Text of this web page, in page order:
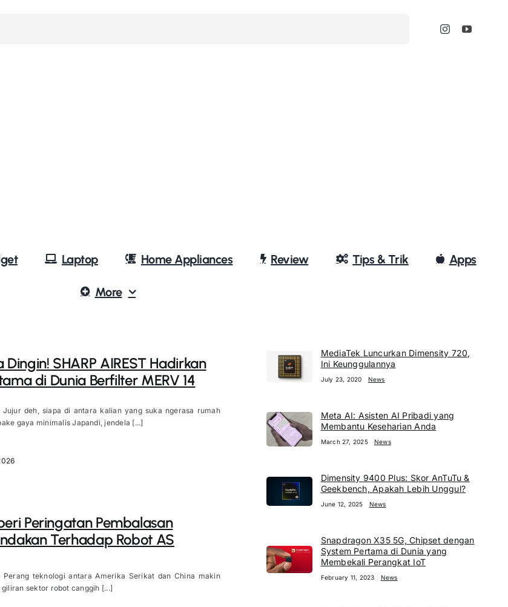
Laptop Home Appliances Review Tips & Trik Apps
More
Dingin! SHARP AIREST Hadirkan
di Dunia Berfilter MERV 14
deh, siapa di antara kalian yang suka ngerasa rumah
gaya minimalis Japandi, jendela [...]
Peringatan Pembalasan
Terhadap Robot AS
Perang teknologi antara Amerika Serikat dan China makin
giliran sektor robot canggih [...]
MediaTek Luncurkan Dimensity 720,
Ini Keunggulannya
July 23, 2020 News
Meta AI: Asisten AI Pribadi yang
Membantu Keseharian Anda
March 27, 2025 News
Dimensity 9400 Plus: Skor AnTuTu &
Geekbench, Apakah Lebih Unggul?
June 12, 2025 News
Snapdragon X35 5G, Chipset dengan
System Pertama di Dunia yang
Membekali Perangkat IoT
February 11, 2023 News